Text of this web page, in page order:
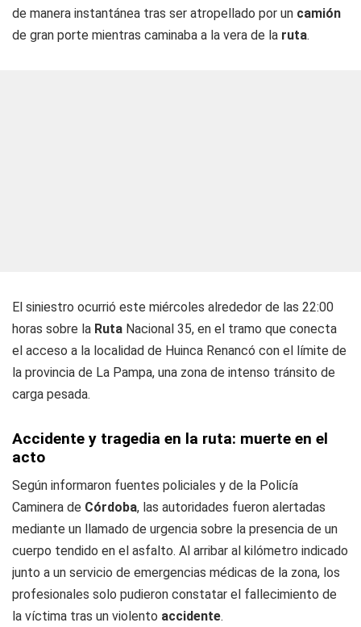
de manera instantánea tras ser atropellado por un camión
de gran porte mientras caminaba a la vera de la ruta.
El siniestro ocurrió este miércoles alrededor de las 22:00
horas sobre la Ruta Nacional 35, en el tramo que conecta
el acceso a la localidad de Huinca Renancó con el límite de
la provincia de La Pampa, una zona de intenso tránsito de
carga pesada.
Accidente y tragedia en la ruta: muerte en el
acto
Según informaron fuentes policiales y de la Policía
Caminera de Córdoba, las autoridades fueron alertadas
mediante un llamado de urgencia sobre la presencia de un
cuerpo tendido en el asfalto. Al arribar al kilómetro indicado
junto a un servicio de emergencias médicas de la zona, los
profesionales solo pudieron constatar el fallecimiento de
la víctima tras un violento accidente.